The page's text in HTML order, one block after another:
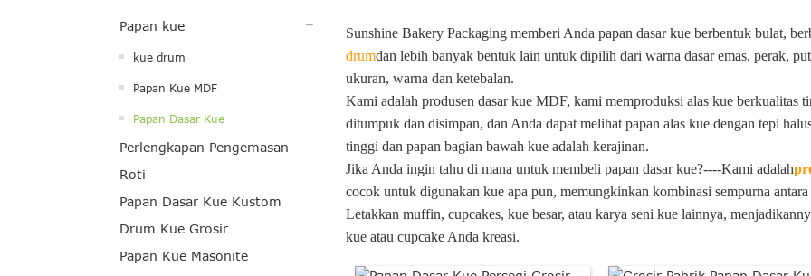
Papan kue
kue drum
Papan Kue MDF
Papan Dasar Kue
Perlengkapan Pengemasan
Roti
Papan Dasar Kue Kustom
Drum Kue Grosir
Papan Kue Masonite
Sunshine Bakery Packaging memberi Anda papan dasar kue berbentuk bulat,
drumdan lebih banyak bentuk lain untuk dipilih dari warna dasar emas, perak,
ukuran, warna dan ketebalan.
Kami adalah produsen dasar kue MDF, kami memproduksi alas kue berkualitas
ditumpuk dan disimpan, dan Anda dapat melihat papan alas kue dengan tepi
tinggi dan papan bagian bawah kue adalah kerajinan.
Jika Anda ingin tahu di mana untuk membeli papan dasar kue?----Kami adalah
cocok untuk digunakan kue apa pun, memungkinkan kombinasi sempurna
Letakkan muffin, cupcakes, kue besar, atau karya seni kue lainnya,
kue atau cupcake Anda kreasi.